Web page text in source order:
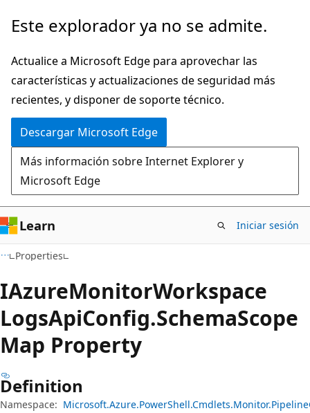
Ir
contenido
principal
Ir
la
navegación
en
la
página
Este explorador ya no se admite.
Actualice a Microsoft Edge para aprovechar las
características y actualizaciones de seguridad más
recientes, y disponer de soporte técnico.
Descargar Microsoft Edge
Más información sobre Internet Explorer y
Microsoft Edge
Learn Iniciar sesión
Properties
IAzureMonitorWorkspace
LogsApiConfig.SchemaScope
Map Property
Definition
Namespace: